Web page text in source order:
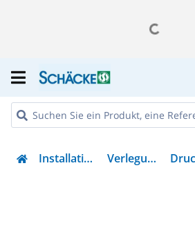
Installation Verlegung